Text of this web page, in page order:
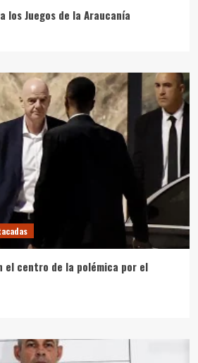
los Juegos de la Araucanía
el centro de la polémica por el